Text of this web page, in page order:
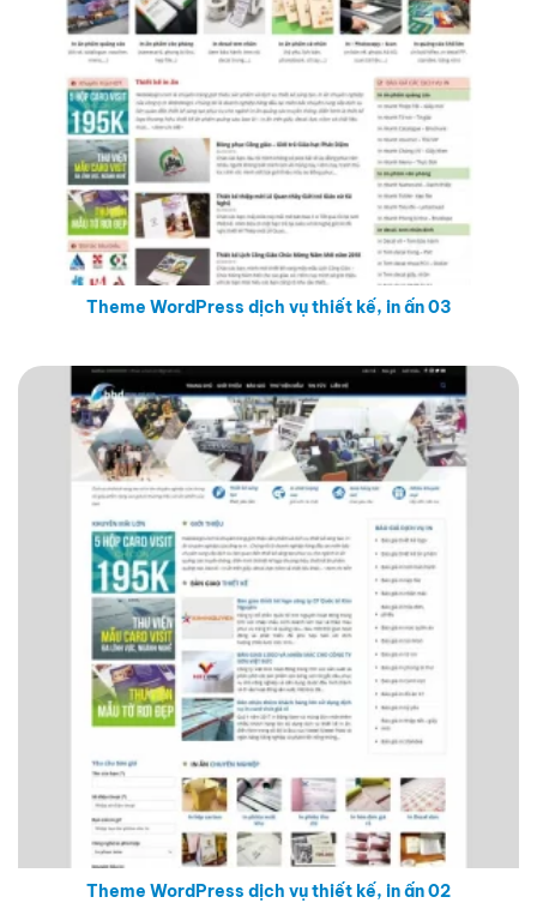
Theme WordPress dịch vụ thiết kế, in ấn 03
Theme WordPress dịch vụ thiết kế, in ấn 02